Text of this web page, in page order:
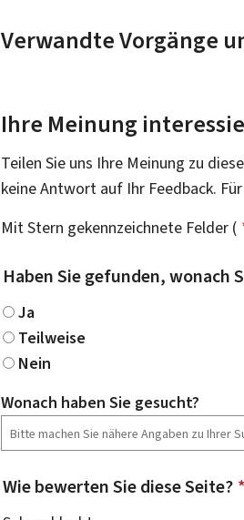
Verwandte Vorgänge
Ihre Meinung
Teilen Sie uns Ihre Meinung zu
keine Antwort auf Ihr Feedback.
Mit Stern gekennzeichnete Felder (
Haben Sie gefunden, wonach
Ja
Teilweise
Nein
Wonach haben Sie gesucht?
Wie bewerten Sie diese Seite? *